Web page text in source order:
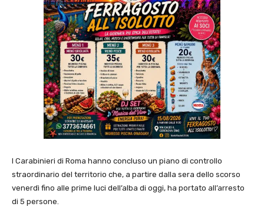
I Carabinieri di Roma hanno concluso un piano di controllo
straordinario del territorio che, a partire dalla sera dello scorso
venerdì fino alle prime luci dell’alba di oggi, ha portato all’arresto
di 5 persone.